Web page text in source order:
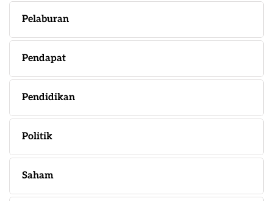
Pelaburan
Pendapat
Pendidikan
Politik
Saham